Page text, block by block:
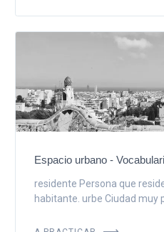
Espacio urbano -
residente Persona que
habitante. urbe Ciudad muy